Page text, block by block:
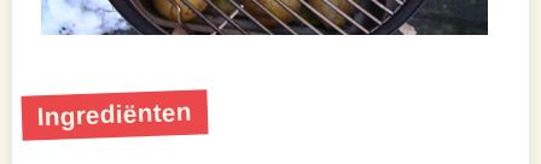
Ingrediënten